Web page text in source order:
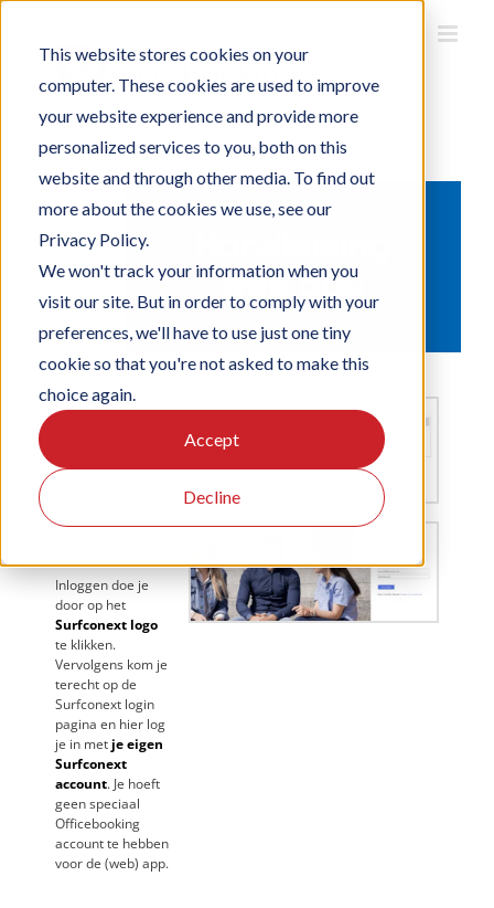
This website stores cookies on your
computer. These cookies are used to improve
your website experience and provide more
personalized services to you, both on this
website and through other media. To find out
more about the cookies we use, see our
Privacy Policy.
We won't track your information when you
visit our site. But in order to comply with your
preferences, we'll have to use just one tiny
cookie so that you're not asked to make this
choice again.
Accept
Decline
Ga
inhoud
web app
Bezoek de web
Om gebruik te
nhl-
Inloggen doe je
door op het
Surfconext logo
te klikken.
Vervolgens kom je
terecht op de
Surfconext login
pagina en hier log
je in met je eigen
Surfconext
account. Je hoeft
geen speciaal
Officebooking
account te hebben
voor de (web) app.